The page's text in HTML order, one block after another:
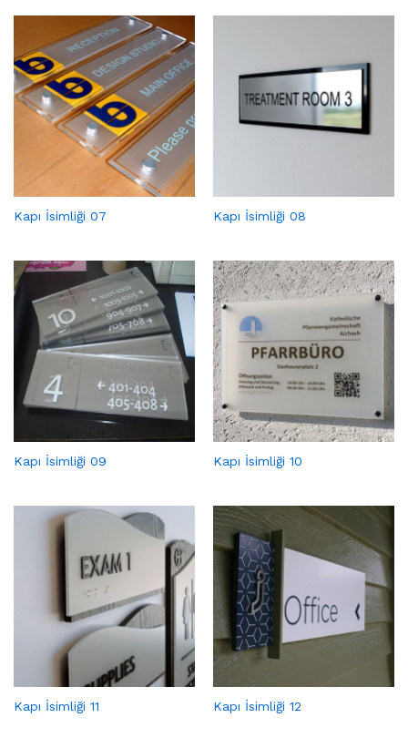
Kapı İsimliği 07 Kapı İsimliği 08
Kapı İsimliği 09 Kapı İsimliği 10
Kapı İsimliği 11 Kapı İsimliği 12